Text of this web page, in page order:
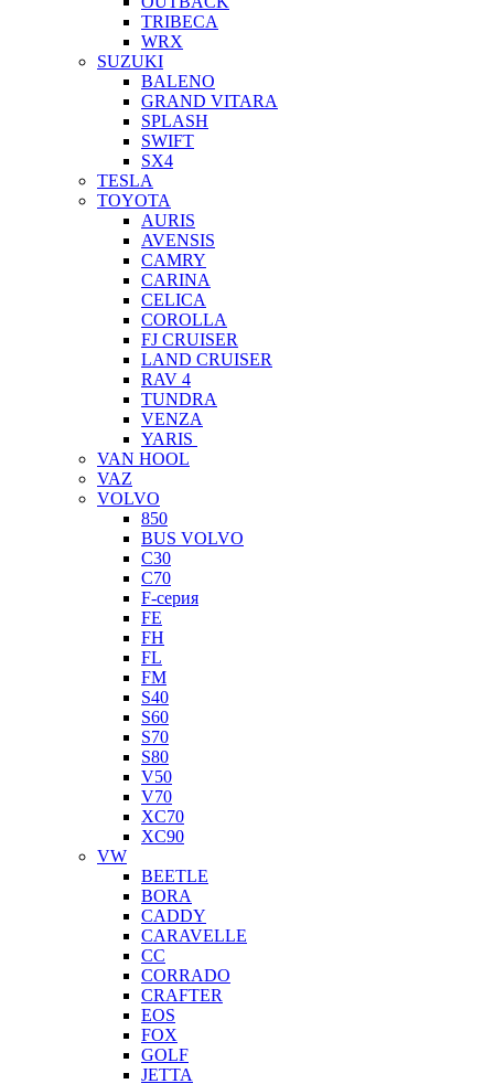
TRIBECA
WRX
SUZUKI
BALENO
GRAND VITARA
SPLASH
SWIFT
SX4
TESLA
TOYOTA
AURIS
AVENSIS
CAMRY
CARINA
CELICA
COROLLA
FJ CRUISER
LAND CRUISER
RAV 4
TUNDRA
VENZA
YARIS
VAN HOOL
VAZ
VOLVO
850
BUS VOLVO
C30
C70
F-серия
FE
FH
FL
FM
S40
S60
S70
S80
V50
V70
XC70
XC90
VW
BEETLE
BORA
CADDY
CARAVELLE
CC
CORRADO
CRAFTER
EOS
FOX
GOLF
JETTA